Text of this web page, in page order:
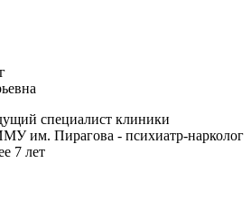
специалист клиники
им. Пирагова - психиатр-нарколог
7 лет